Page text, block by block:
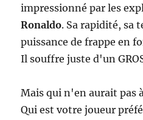
impressionné par les
Ronaldo. Sa rapidité, sa
puissance de frappe en
Il souffre juste d'un
Mais qui n'en aurait pas
Qui est votre joueur